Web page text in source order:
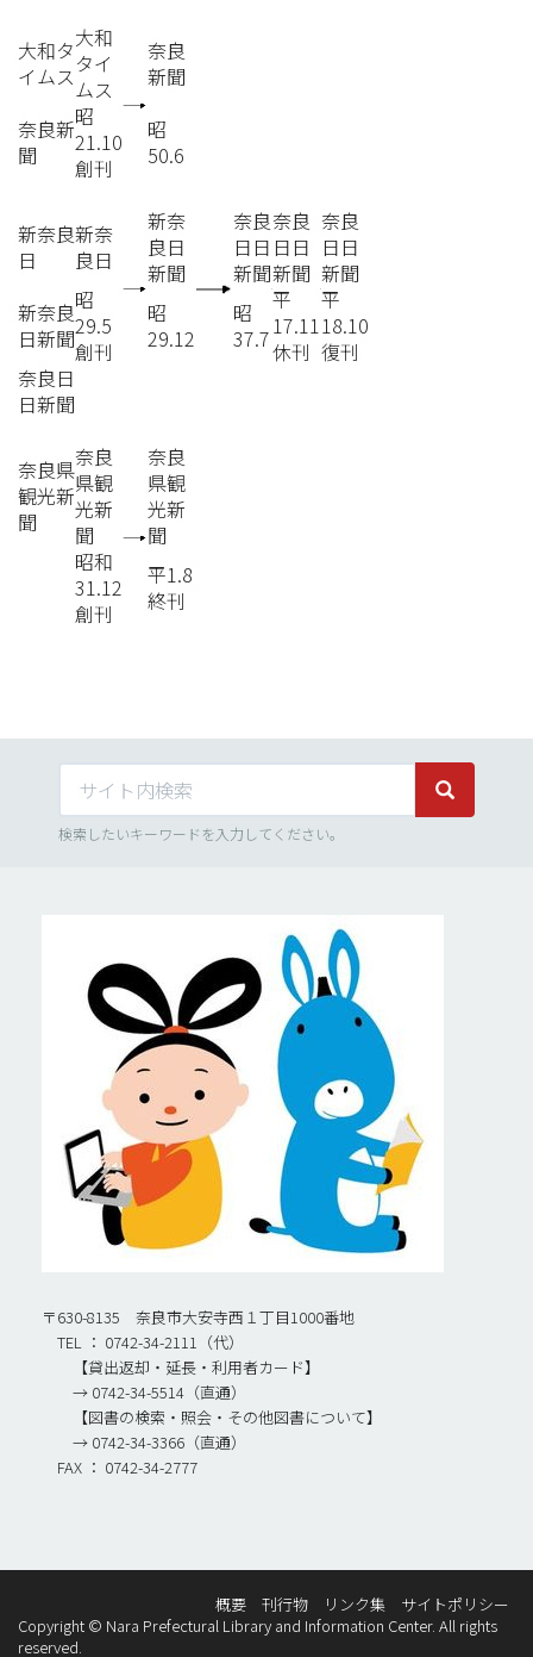
大和タ
イムス
大和
タイ
ムス
奈良
新聞
奈良新
聞
昭
21.10
創刊
昭
50.6
新奈良
日
新奈
良日
新奈
良日
新聞
奈良
日日
新聞
奈良
日日
新聞
奈良
日日
新聞
新奈良
日新聞
昭
29.5
創刊
昭
29.12
昭
37.7
平
17.11
休刊
平
18.10
復刊
奈良日
日新聞
奈良県
観光新
聞
奈良
県観
光新
聞
奈良
県観
光新
聞
昭和
31.12
創刊
平1.8
終刊
サイト内検索 サイト内
検索したいキーワードを入力してください。
〒630-8135 奈良市大安寺西１丁目1000番地
TEL ： 0742-34-2111（代）
【貸出返却・延長・利用者カード】
→ 0742-34-5514（直通）
【図書の検索・照会・その他図書について】
→ 0742-34-3366（直通）
FAX ： 0742-34-2777
概要 刊行物 リンク集
サイトポリシー
Copyright © Nara Prefectural Library and Information Center. All rights
reserved.